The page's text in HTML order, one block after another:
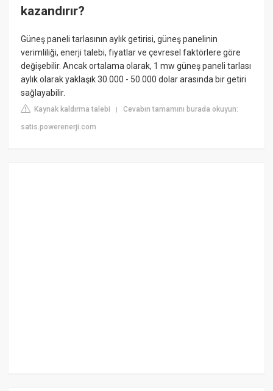
kazandırır?
Güneş paneli tarlasının aylık getirisi, güneş panelinin
verimliliği, enerji talebi, fiyatlar ve çevresel faktörlere göre
değişebilir. Ancak ortalama olarak, 1 mw güneş paneli tarlası
aylık olarak yaklaşık 30.000 - 50.000 dolar arasında bir getiri
sağlayabilir.
Kaynak kaldırma talebi |Cevabın tamamını burada okuyun:
satis.powerenerji.com